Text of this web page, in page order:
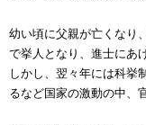
幼い頃に父親が亡くなり
で挙人となり、進士にあ
しかし、翌々年には科挙
るなど国家の激動の中、